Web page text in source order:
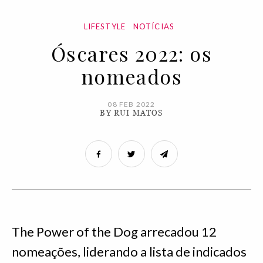
LIFESTYLE NOTÍCIAS
Óscares 2022: os
nomeados
08 FEB 2022
BY RUI MATOS
The Power of the Dog arrecadou 12
nomeações, liderando a lista de indicados